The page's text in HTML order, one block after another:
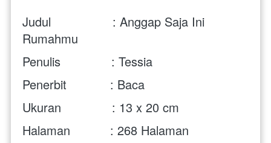
Judul                 : Anggap Saja Ini
Rumahmu
Penulis              : Tessia
Penerbit            : Baca
Ukuran              : 13 x 20 cm
Halaman           : 268 Halaman